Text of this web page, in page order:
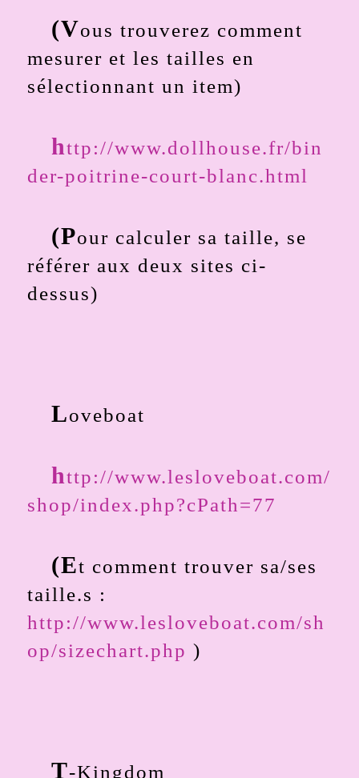
(Vous trouverez comment
mesurer et les tailles en
sélectionnant un item)
http://www.dollhouse.fr/bin
der-poitrine-court-blanc.html
(Pour calculer sa taille, se
référer aux deux sites ci-
dessus)
Loveboat
http://www.lesloveboat.com/
shop/index.php?cPath=77
(Et comment trouver sa/ses
taille.s :
http://www.lesloveboat.com/sh
op/sizechart.php )
T-Kingdom